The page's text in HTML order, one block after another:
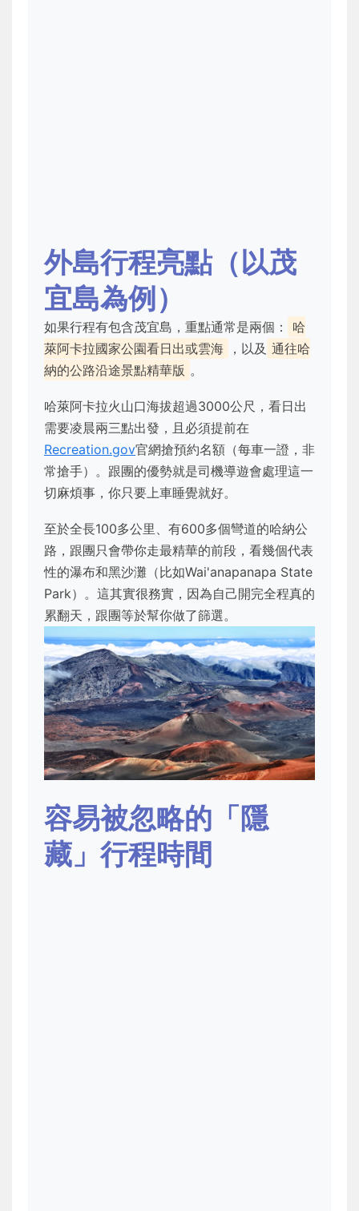
外島行程亮點（以茂
宜島為例）
如果行程有包含茂宜島，重點通常是兩個：
哈
萊阿卡拉國家公園看日出或雲海
，以及 通往哈
納的公路沿途景點精華版 。
哈萊阿卡拉火山口海拔超過3000公尺，看日出
需要凌晨兩三點出發，且必須提前在
Recreation.gov官網搶預約名額（每車一證，非
常搶手）。跟團的優勢就是司機導遊會處理這一
切麻煩事，你只要上車睡覺就好。
至於全長100多公里、有600多個彎道的哈納公
路，跟團只會帶你走最精華的前段，看幾個代表
性的瀑布和黑沙灘（比如Wai'anapanapa State
Park）。這其實很務實，因為自己開完全程真的
累翻天，跟團等於幫你做了篩選。
容易被忽略的「隱
藏」行程時間